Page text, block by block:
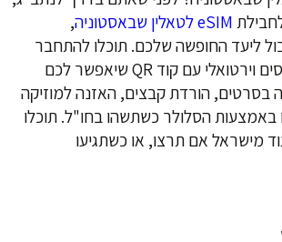
eSIM לטאלין שבאסטוניה
,
ליעד החופשה שלכם. תוכלו להתחבר
לשירות באמצעות סים וירטואלי עם קוד QR שיאפשר לכם
בסרטים, הורדת קבצים, האזנה למוזיקה
הסלולר כשתשהו בחו"ל. תוכלו
מישראל אם תרצו, או כשתגיעו